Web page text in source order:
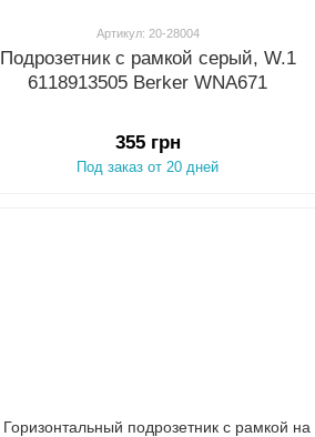
Артикул: 20-28004
Подрозетник с рамкой серый, W.1
6118913505 Berker WNA671
355 грн
Под заказ от 20 дней